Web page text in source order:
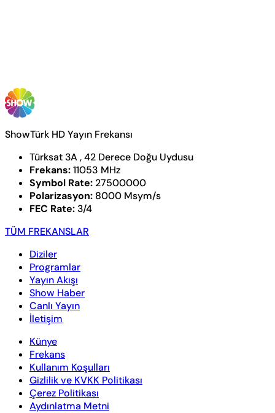
ShowTürk HD Yayın Frekansı
Türksat 3A , 42 Derece Doğu Uydusu
Frekans:11053 MHz
Symbol Rate: 27500000
Polarizasyon: 8000 Msym/s
FEC Rate: 3/4
TÜM FREKANSLAR
Diziler
Programlar
Yayın Akışı
Show Haber
Canlı Yayın
İletişim
Künye
Frekans
Kullanım Koşulları
Gizlilik ve KVKK Politikası
Çerez Politikası
Aydınlatma Metni